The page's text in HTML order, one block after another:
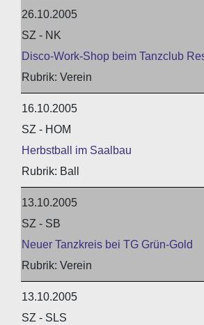
26.10.2005
SZ - NK
Disco-Work-Shop beim Tanzclub
Verein
16.10.2005
SZ - HOM
Herbstball im Saalbau
Ball
13.10.2005
SZ - SB
Neuer Tanzkreis bei TG Grün-Gold
Verein
13.10.2005
SZ - SLS